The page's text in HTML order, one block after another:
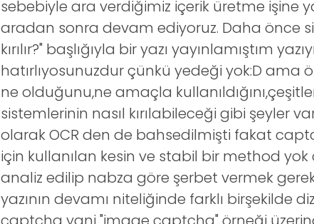
sebebiyle ara verdiğimiz içerik üretme işine
aradan sonra devam ediyoruz. Daha önce
kırılır?" başlığıyla bir yazı yayınlamıştım
hatırlıyosunuzdur çünkü yedeği yok:D ama
ne olduğunu,ne amaçla
sistemlerinin nasıl kırılabileceği gibi şeyler
olarak OCR den de bahsedilmişti fakat
için kullanılan kesin ve stabil bir method
analiz edilip nabza göre şerbet vermek
yazının devamı niteliğinde farklı birşekilde